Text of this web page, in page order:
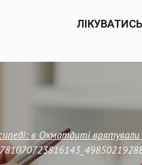
ЛІКУВАТИСЬ
в Охматдиті